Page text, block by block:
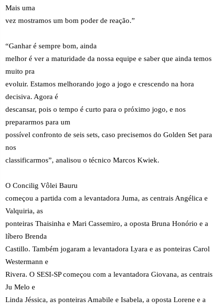
Mais uma
vez mostramos um bom poder de reação.”
“Ganhar é sempre bom, ainda
melhor é ver a maturidade da nossa equipe e saber que ainda temos
muito pra
evoluir. Estamos melhorando jogo a jogo e crescendo na hora
decisiva. Agora é
descansar, pois o tempo é curto para o próximo jogo, e nos
prepararmos para um
possível confronto de seis sets, caso precisemos do Golden Set para
nos
classificarmos”, analisou o técnico Marcos Kwiek.
O Concilig Vôlei Bauru
começou a partida com a levantadora Juma, as centrais Angélica e
Valquiria, as
ponteiras Thaisinha e Mari Cassemiro, a oposta Bruna Honório e a
líbero Brenda
Castillo. Também jogaram a levantadora Lyara e as ponteiras Carol
Westermann e
Rivera. O SESI-SP começou com a levantadora Giovana, as centrais
Ju Melo e
Linda Jéssica, as ponteiras Amabile e Isabela, a oposta Lorene e a